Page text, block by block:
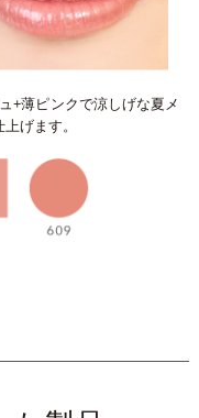
+薄ピンクで涼しげな夏メ
げます。